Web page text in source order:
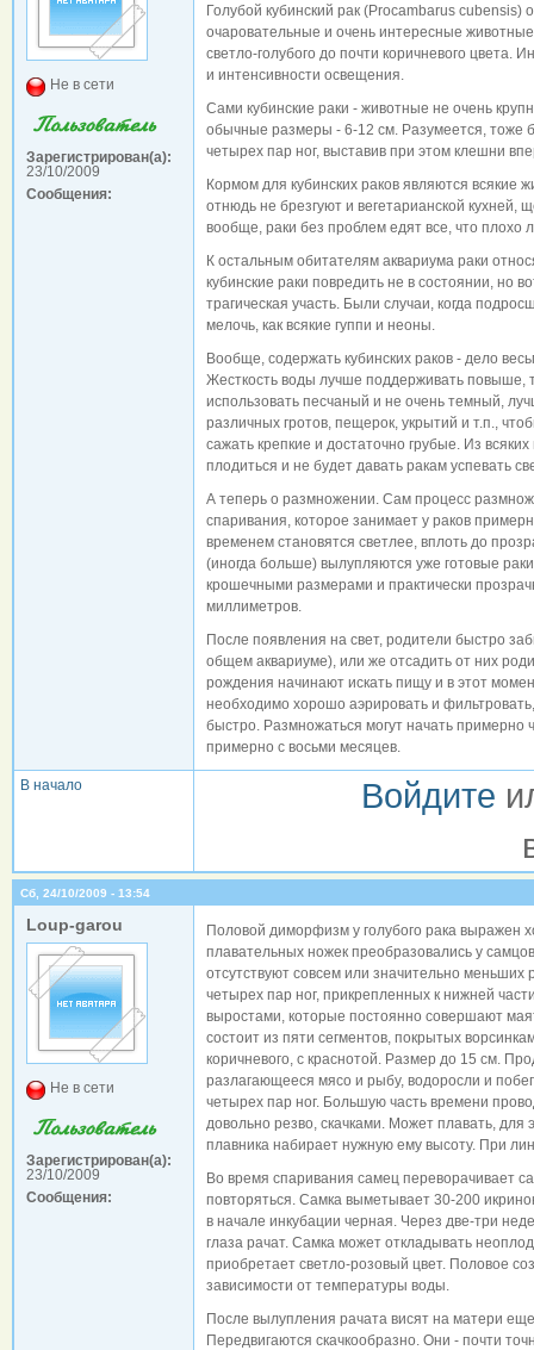
Не в сети
Зарегистрирован(а):
23/10/2009
Сообщения:
Голубой кубинский рак (Procambarus
очаровательные и очень интересные
светло-голубого до почти коричневого цвета.
и интенсивности освещения.
Сами кубинские раки - животные не очень
обычные размеры - 6-12 см. Разумеется, тоже
четырех пар ног, выставив при этом клешни
Кормом для кубинских раков являются
отнюдь не брезгуют и вегетарианской
вообще, раки без проблем едят все, что плохо
К остальным обитателям аквариума раки
кубинские раки повредить не в состоянии, но
трагическая участь. Были случаи, когда
мелочь, как всякие гуппи и неоны.
Вообще, содержать кубинских раков - дело
Жесткость воды лучше поддерживать повыше,
использовать песчаный и не очень темный,
различных гротов, пещерок, укрытий и т.п.,
сажать крепкие и достаточно грубые. Из
плодиться и не будет давать ракам успевать
А теперь о размножении. Сам процесс
спаривания, которое занимает у раков
временем становятся светлее, вплоть до
(иногда больше) вылупляются уже готовые
крошечными размерами и практически
миллиметров.
После появления на свет, родители быстро
общем аквариуме), или же отсадить от них
рождения начинают искать пищу и в этот
необходимо хорошо аэрировать и
быстро. Размножаться могут начать примерно
примерно с восьми месяцев.
В начало Войдите
Сб, 24/10/2009 - 13:54
Loup-garou
Не в сети
Зарегистрирован(а):
23/10/2009
Сообщения:
Половой диморфизм у голубого рака
плавательных ножек преобразовались у
отсутствуют совсем или значительно
четырех пар ног, прикрепленных к нижней
выростами, которые постоянно совершают
состоит из пяти сегментов, покрытых
коричневого, с краснотой. Размер до 15 см.
разлагающееся мясо и рыбу, водоросли и
четырех пар ног. Большую часть времени
довольно резво, скачками. Может плавать,
плавника набирает нужную ему высоту. При
Во время спаривания самец переворачивает
повторяться. Самка выметывает 30-200
в начале инкубации черная. Через две-три
глаза рачат. Самка может откладывать
приобретает светло-розовый цвет. Половое
зависимости от температуры воды.
После вылупления рачата висят на матери
Передвигаются скачкообразно. Они - почти